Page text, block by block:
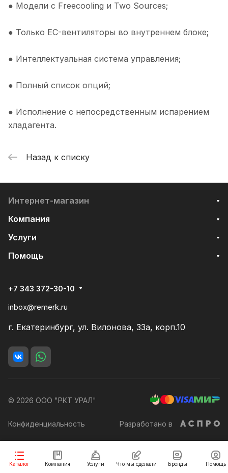
● Модели с Freecooling и Two Sources;
● Только EC-вентиляторы во внутреннем блоке;
● Интеллектуальная система управления;
● Полный список опций;
● Исполнение с непосредственным испарением
хладагента.
Назад к списку
Каталог Компания Услуги Что мы сделали Бренды Помощь
Интернет-магазин
Компания
Услуги
Помощь
+7 343 372-30-10
inbox@remerk.ru
г. Екатеринбург, ул. Вилонова, 33а, корп.10
© 2026 ООО "РКТ УРАЛ"
Конфиденциальность Разработано в